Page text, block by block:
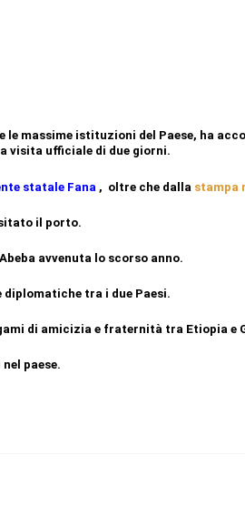
le massime istituzioni del Paese, ha
visita ufficiale di due giorni.
statale Fana , oltre che dalla stampa
il porto.
avvenuta lo scorso anno.
diplomatiche tra i due Paesi.
di amicizia e fraternità tra Etiopia e
paese.